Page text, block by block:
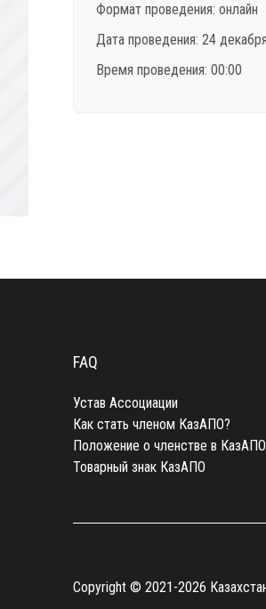
Формат проведения: онлайн
Дата проведения: 24
Время проведения: 00:00
FAQ
Устав Ассоциации
Как стать членом КазАПО?
Положение о членстве в КазАПО
Товарный знак КазАПО
Copyright © 2021-2026